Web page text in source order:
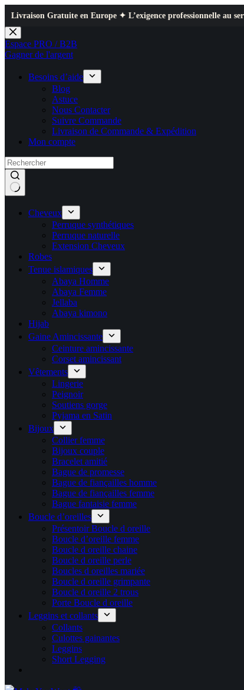
Gratuite en Europe ✦ L’exigence professionnelle au service de
Passer
au
contenu
Espace PRO / B2B
Gagner de l'argent
Besoins d’aide
Blog
Astuce
Nous Contacter
Suivre Commande
Livraison de Commande & Expédition
Mon compte
Cheveux
Perruque synthétiques
Perruque naturelle
Extension Cheveux
Robes
Tenue islamiques
Abaya Homme
Abaya Femme
Jellaba
Abaya kimono
Hijab
Gaine Amincissante
Ceinture amincissante
Corset amincissant
Vêtements
Lingerie
Peignoir
Soutiens gorge
Pyjama en Satin
Bijoux
Collier femme
Bijoux couple
Bracelet amitié
Bague de promesse
Bague de fiançailles homme
Bague de fiançailles femme
Bague fantaisie femme
Boucle d’oreilles
Présentoir Boucle d oreille
Boucle d’oreille femme
Boucle d oreille chaine
Boucle d oreille perle
Boucles d oreilles mariée
Boucle d oreille grimpante
Boucle d oreille 2 trous
Porte Boucle d oreille
Leggins et collants
Collants
Culottes gainantes
Leggins
Short Legging